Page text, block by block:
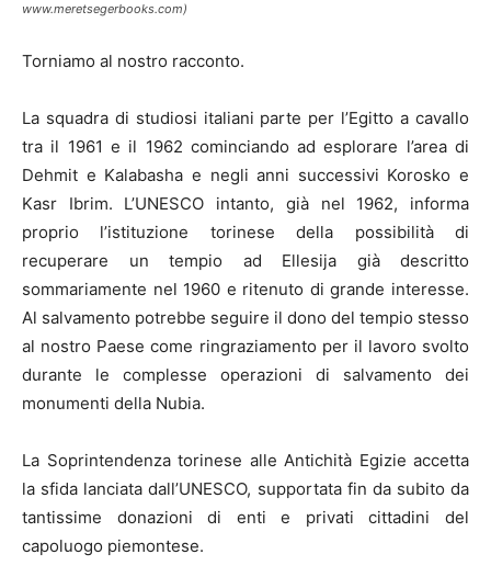
www.meretsegerbooks.com)
Torniamo al nostro racconto.
La squadra di studiosi italiani parte per l’Egitto a cavallo
tra il 1961 e il 1962 cominciando ad esplorare l’area di
Dehmit e Kalabasha e negli anni successivi Korosko e
Kasr Ibrim. L’UNESCO intanto, già nel 1962, informa
proprio l’istituzione torinese della possibilità di
recuperare un tempio ad Ellesija già descritto
sommariamente nel 1960 e ritenuto di grande interesse.
Al salvamento potrebbe seguire il dono del tempio stesso
al nostro Paese come ringraziamento per il lavoro svolto
durante le complesse operazioni di salvamento dei
monumenti della Nubia.
La Soprintendenza torinese alle Antichità Egizie accetta
la sfida lanciata dall’UNESCO, supportata fin da subito da
tantissime donazioni di enti e privati cittadini del
capoluogo piemontese.